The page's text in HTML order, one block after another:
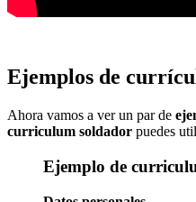
Ejemplos de
Ahora vamos a ver un par de
curriculum soldador puedes
Ejemplo de